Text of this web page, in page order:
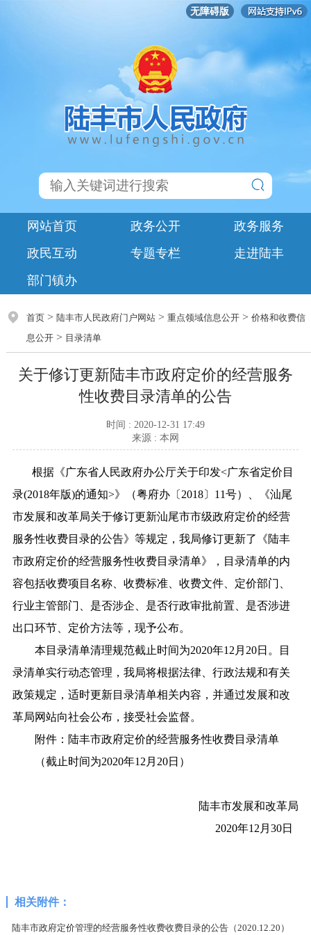
无障碍版
网站首页 政务公开
政务服务
政民互动
专题专栏
走进陆丰
部门镇办
首页> 陆丰市人民政府门户网站> 重点领域信息公开> 价格和收费信
息公开> 目录清单
关于修订更新陆丰市政府定价的经营服务
性收费目录清单的公告
时间 : 2020-12-31 17:49
来源 : 本网
根据《广东省人民政府办公厅关于印发<广东省定价目
录(2018年版)的通知>》（粤府办〔2018〕11号）、《汕尾
市发展和改革局关于修订更新汕尾市市级政府定价的经营
服务性收费目录的公告》等规定，我局修订更新了《陆丰
市政府定价的经营服务性收费目录清单》，目录清单的内
容包括收费项目名称、收费标准、收费文件、定价部门、
行业主管部门、是否涉企、是否行政审批前置、是否涉进
出口环节、定价方法等，现予公布。
本目录清单清理规范截止时间为2020年12月20日。目
录清单实行动态管理，我局将根据法律、行政法规和有关
政策规定，适时更新目录清单相关内容，并通过发展和改
革局网站向社会公布，接受社会监督。
附件：陆丰市政府定价的经营服务性收费目录清单
（截止时间为2020年12月20日）
陆丰市发展和改革局
2020年12月30日
相关附件：
陆丰市政府定价管理的经营服务性收费收费目录的公告（2020.12.20）